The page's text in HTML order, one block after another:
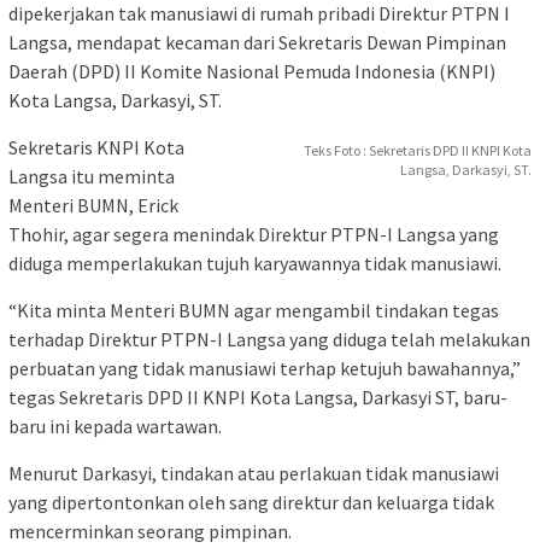
dipekerjakan tak manusiawi di rumah pribadi Direktur PTPN I
Langsa, mendapat kecaman dari Sekretaris Dewan Pimpinan
Daerah (DPD) II Komite Nasional Pemuda Indonesia (KNPI)
Kota Langsa, Darkasyi, ST.
Teks Foto : Sekretaris DPD II KNPI Kota
Langsa, Darkasyi, ST.
Sekretaris KNPI Kota
Langsa itu meminta
Menteri BUMN, Erick
Thohir, agar segera menindak Direktur PTPN-I Langsa yang
diduga memperlakukan tujuh karyawannya tidak manusiawi.
“Kita minta Menteri BUMN agar mengambil tindakan tegas
terhadap Direktur PTPN-I Langsa yang diduga telah melakukan
perbuatan yang tidak manusiawi terhap ketujuh bawahannya,”
tegas Sekretaris DPD II KNPI Kota Langsa, Darkasyi ST, baru-
baru ini kepada wartawan.
Menurut Darkasyi, tindakan atau perlakuan tidak manusiawi
yang dipertontonkan oleh sang direktur dan keluarga tidak
mencerminkan seorang pimpinan.